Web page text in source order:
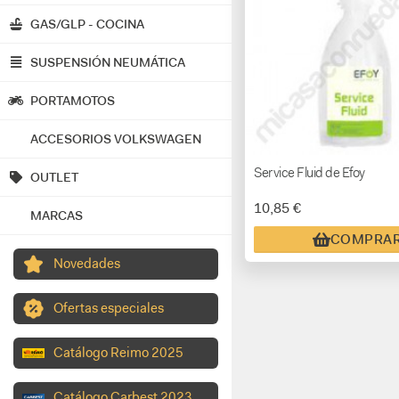
GAS/GLP - COCINA
SUSPENSIÓN NEUMÁTICA
PORTAMOTOS
ACCESORIOS VOLKSWAGEN
OUTLET
MARCAS
Novedades
Ofertas especiales
Catálogo Reimo 2025
Service Fluid de Efoy
10,85 €